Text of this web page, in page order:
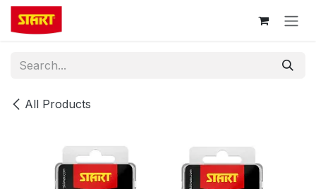
Skip to Content
All Products